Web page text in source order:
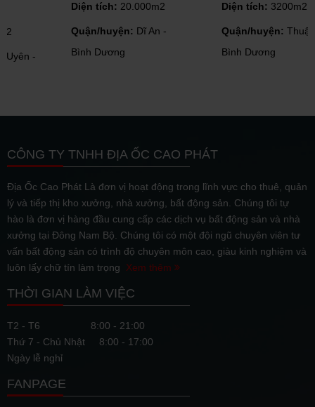
20.000m2
Quận/huyện:Dĩ An -
Bình Dương
3200m2
Quận/huyện:Thuận An -
Bình Dương
CÔNG TY TNHH ĐỊA ỐC CAO PHÁT
Địa Ốc Cao Phát Là đơn vị hoạt động trong lĩnh vực cho thuê, quản
lý và tiếp thị kho xưởng, nhà xưởng, bất động sản. Chúng tôi tự
hào là đơn vị hàng đầu cung cấp các dịch vụ bất động sản và nhà
xưởng tại Đông Nam Bộ. Chúng tôi có một đội ngũ chuyên viên tư
vấn bất động sản có trình độ chuyên môn cao, giàu kinh nghiệm và
luôn lấy chữ tín làm trọng Xem thêm
THỜI GIAN LÀM VIỆC
T2 - T6
8:00 - 21:00
Thứ 7 - Chủ Nhật
8:00 - 17:00
Ngày lễ nghỉ
FANPAGE